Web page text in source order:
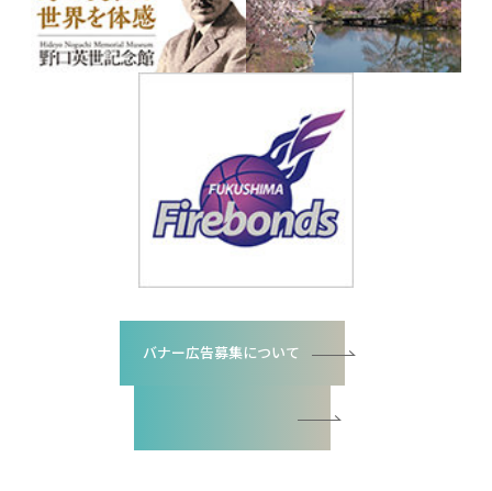
バナー広告募集について